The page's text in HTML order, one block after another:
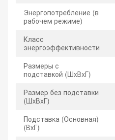
Энергопотребление (в
рабочем режиме)
Класс
энергоэффективности
Размеры с
подставкой (ШxВxГ)
Размер без подставки
(ШxВxГ)
Подставка (Основная)
(ВxГ)